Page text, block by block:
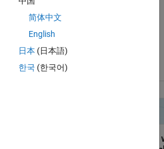
le 14 Juil 2022
Acceptée :
简体中文
English
日本 (日本語)
한국 (한국어)